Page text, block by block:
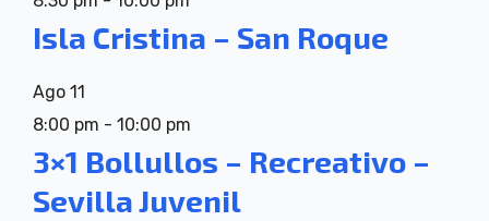
Isla Cristina – San Roque
Ago 11
8:00 pm - 10:00 pm
3×1 Bollullos – Recreativo –
Sevilla Juvenil